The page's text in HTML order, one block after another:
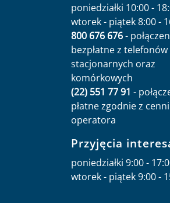
poniedziałki 10:00 -
wtorek - piątek 8:00 -
800 676 676-
bezpłatne z telefonów
stacjonarnych oraz
komórkowych
(22) 551 77 91 -
płatne zgodnie z
operatora
Przyjęcia
poniedziałki 9:00 -
wtorek - piątek 9:00 -